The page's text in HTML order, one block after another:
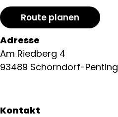
Route planen
Adresse
Am Riedberg 4
93489 Schorndorf-Penting
Kontakt